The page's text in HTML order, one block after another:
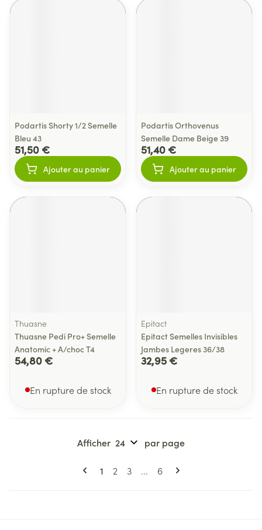
Podartis Shorty 1/2 Semelle
Bleu 43
51,50 €
Ajouter au panier
Podartis Orthovenus
Semelle Dame Beige 39
51,40 €
Ajouter au panier
Thuasne
Thuasne Pedi Pro+ Semelle
Anatomic + A/choc T4
54,80 €
En rupture de stock
Epitact
Epitact Semelles Invisibles
Jambes Legeres 36/38
32,95 €
En rupture de stock
Pages
Vous lisez actuellement la page
1 Page
2 Page
3 ... Page
6
Afficher par page